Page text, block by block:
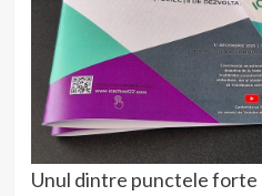
Unul dintre punctele